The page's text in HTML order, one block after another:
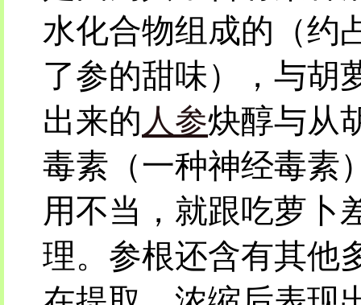
水化合物组成的（约
了参的甜味），与胡
出来的 人参炔醇与从
毒素（一种神经毒素
用不当，就跟吃萝卜
理。参根还含有其他